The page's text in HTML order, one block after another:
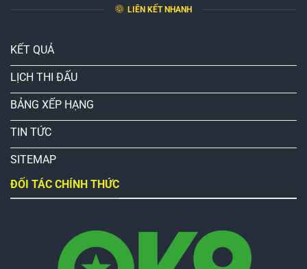
LIÊN KẾT NHANH
KẾT QUẢ
LỊCH THI ĐẤU
BẢNG XẾP HẠNG
TIN TỨC
SITEMAP
ĐỐI TÁC CHÍNH THỨC